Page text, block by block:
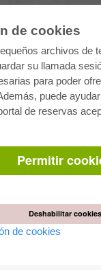
de cookies
archivos de
su llamada
para poder
puede
de reservas
Permitir
Deshabilitar cookies
de cookies